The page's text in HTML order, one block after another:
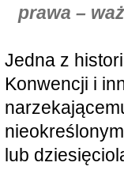
prawa –
Jedna z
Konwencji i
lub